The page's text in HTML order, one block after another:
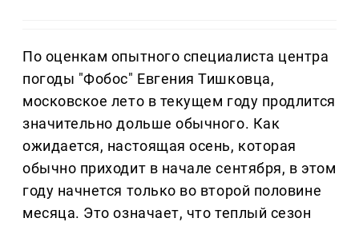
По оценкам опытного специалиста центра
погоды "Фобос" Евгения Тишковца,
московское лето в текущем году продлится
значительно дольше обычного. Как
ожидается, настоящая осень, которая
обычно приходит в начале сентября, в этом
году начнется только во второй половине
месяца. Это означает, что теплый сезон